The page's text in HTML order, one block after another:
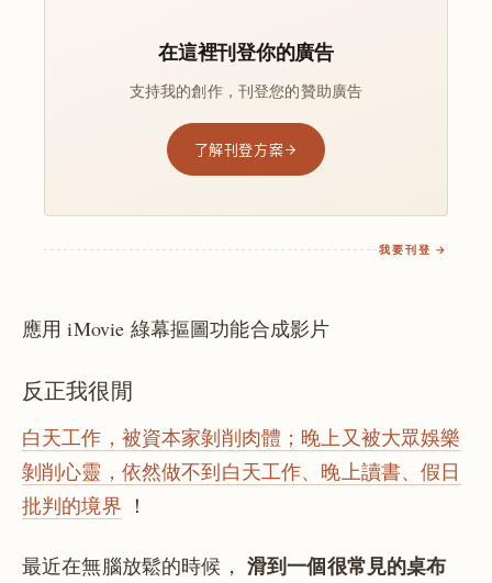
在這裡刊登你的廣告
支持我的創作，刊登您的贊助廣告
了解刊登方案
我要刊登 →
應用 iMovie 綠幕摳圖功能合成影片
反正我很閒
白天工作，被資本家剝削肉體；晚上又被大眾娛樂
剝削心靈，依然做不到白天工作、晚上讀書、假日
批判的境界 ！
最近在無腦放鬆的時候， 滑到一個很常見的桌布